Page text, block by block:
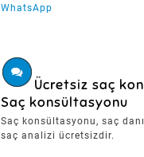
WhatsApp
Ücretsiz saç
Saç konsültasyonu
Saç konsültasyonu, saç
saç analizi ücretsizdir.